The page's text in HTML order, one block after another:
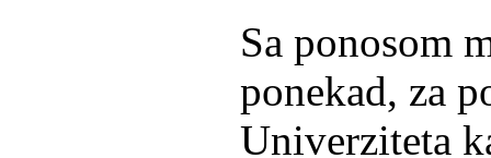
Sa ponosom
ponekad, za
Univerziteta